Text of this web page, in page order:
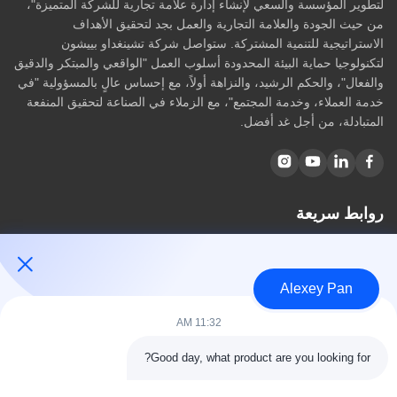
العلامات التجارية:
بيشون
عدد الموظفين:
50~40
المبيعات السنوية:
6 million-6,500,000
سنة التأسيس:
الصادرات:
90% - 100%
60
جودة عالية:
ختم الثقة ، فحص الائتمان ، RoSH وتقييم قدرة المورد. الشركة لديها
لتطوير المؤسسة والسعي لإنشاء إدارة علامة تجارية للشركة المتميزة"،
من حيث الجودة والعلامة التجارية والعمل بجد لتحقيق الأهداف
الاستراتيجية للتنمية المشتركة. ستواصل شركة تشينغداو بييشون
لتكنولوجيا حماية البيئة المحدودة أسلوب العمل "الواقعي والمبتكر والدقيق
والفعال"، والحكم الرشيد، والنزاهة أولاً، مع إحساس عالٍ بالمسؤولية "في
خدمة العملاء، وخدمة المجتمع"، مع الزملاء في الصناعة لتحقيق المنفعة
المتبادلة، من أجل غد أفضل.
روابط سريعة
معلومات عنا
المنتجات
اتصل بنا
فئات
Alexey Pan
11:32 AM
Good day, what product are you looking for?